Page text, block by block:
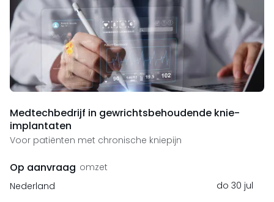
Medtechbedrijf in gewrichtsbehoudende knie-
implantaten
Voor patiënten met chronische kniepijn
Op aanvraag omzet
Nederland
do 30 jul